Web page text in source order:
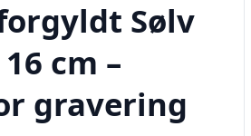
Sølv
cm –
gravering